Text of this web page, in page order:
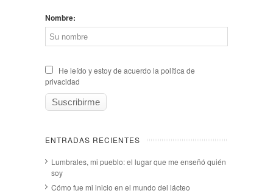
Nombre:
He leído y estoy de acuerdo la política de
privacidad
ENTRADAS RECIENTES
Lumbrales, mi pueblo: el lugar que me enseñó quién
soy
Cómo fue mi inicio en el mundo del lácteo